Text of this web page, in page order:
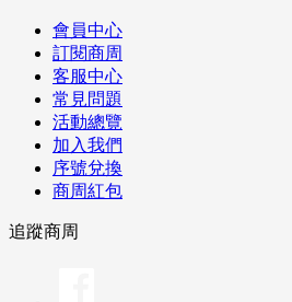
會員中心
訂閱商周
客服中心
常見問題
活動總覽
加入我們
序號兌換
商周紅包
追蹤商周